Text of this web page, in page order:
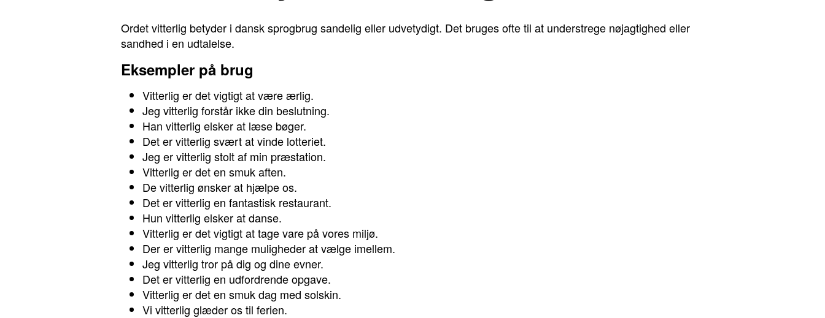
Ordet vitterlig betyder i dansk sprogbrug sandelig eller udvetydigt. Det bruges ofte til at understrege nøjagtighed eller
sandhed i en udtalelse.
Eksempler på brug
Vitterlig er det vigtigt at være ærlig.
Jeg vitterlig forstår ikke din beslutning.
Han vitterlig elsker at læse bøger.
Det er vitterlig svært at vinde lotteriet.
Jeg er vitterlig stolt af min præstation.
Vitterlig er det en smuk aften.
De vitterlig ønsker at hjælpe os.
Det er vitterlig en fantastisk restaurant.
Hun vitterlig elsker at danse.
Vitterlig er det vigtigt at tage vare på vores miljø.
Der er vitterlig mange muligheder at vælge imellem.
Jeg vitterlig tror på dig og dine evner.
Det er vitterlig en udfordrende opgave.
Vitterlig er det en smuk dag med solskin.
Vi vitterlig glæder os til ferien.